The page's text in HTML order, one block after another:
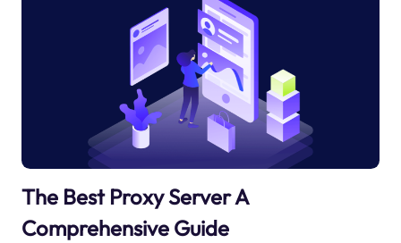
The Best Proxy Server A
Comprehensive Guide